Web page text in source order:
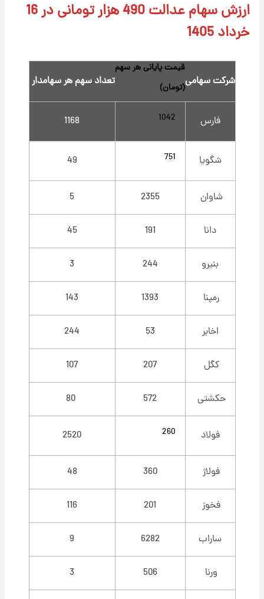
ارزش سهام عدالت 490 هزار تومانی در 16
خرداد 1405
شرکت سهامی
قیمت پایانی هر سهم
(تومان)
تعداد سهم هر سهامدار
فارس 1042
1168
شگویا 751
49
شاوان 2355
5
دانا 191
45
بنیرو 244
3
رمپنا 1393
143
اخابر 53
244
کگل 207
107
حکشتی‌ 572
فولاد 260
2520
فولاژ 360
48
فخوز 201
116
ساراب 6282
9
ورنا 506
3